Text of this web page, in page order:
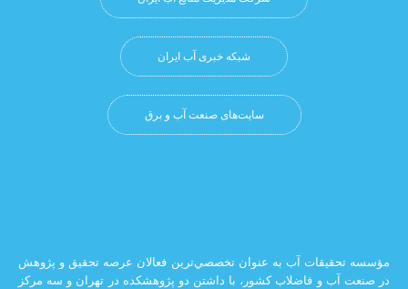
شبکه خبری آب ایران
سایت‌های صنعت آب و برق
آب به عنوان تخصصي‌ترين فعالان عرصه تحقيق و پژوهش
و فاضلاب كشور، با داشتن دو پژوهشكده در تهران و سه مركز